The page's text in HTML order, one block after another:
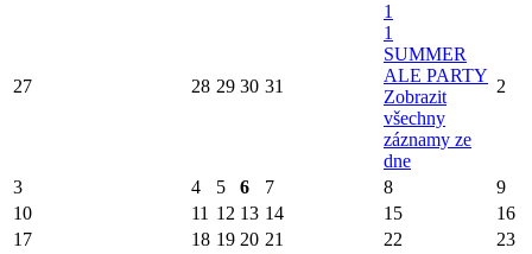
27 28 29 30 31
1
1
SUMMER
ALE PARTY
Zobrazit
všechny
záznamy ze
dne
2
3 4 5 6 7 8
9
10
11 12 13 14 15
16
17
18 19 20 21 22 23